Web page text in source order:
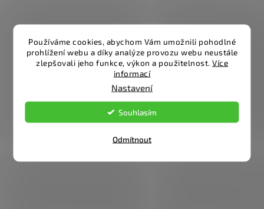
Používáme cookies, abychom Vám umožnili pohodlné
prohlížení webu a díky analýze provozu webu neustále
zlepšovali jeho funkce, výkon a použitelnost. Více
informací
Nastavení
Odmítnout
Souhlasím